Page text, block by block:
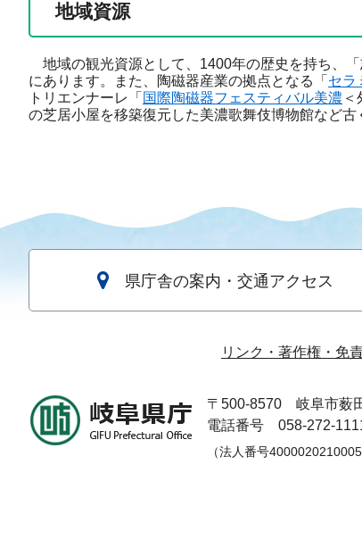
地域資源
地域の観光資源として、1400年の歴史を持ち、
にあります。また、陶磁器産業の拠点となる「 セラ
トリエンナーレ「 国際陶磁器フェスティバル美濃 ＜
の芝居小屋を移築復元した美濃歌舞伎博物館など
県庁舎の案内・交通アクセス
リンク・著作権・免
〒500-8570
岐阜市薮
電話番号 058-272-
（法人番号4000020210005